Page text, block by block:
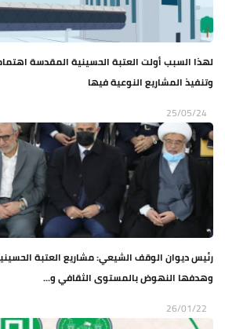
لهذا السبب أولت العتبة الحسينية المقدسة
وتنفيذ المشاريع النوعية فيها
25/05/24
رئيس ديوان الوقف الشيعي: مشاريع العتبة
وهدفها النهوض بالمستوى الثقافي و...
26/01/22